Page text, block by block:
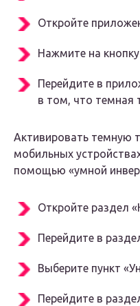
Откройте
Нажмите на
Перейдите в
в том, что темная
Активировать темную
мобильных
помощью «умной
Откройте раздел
Перейдите в
Выберите пункт
Перейдите в